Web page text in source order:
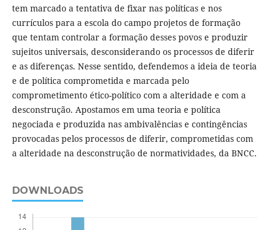
tem marcado a tentativa de fixar nas políticas e nos
currículos para a escola do campo projetos de formação
que tentam controlar a formação desses povos e produzir
sujeitos universais, desconsiderando os processos de diferir
e as diferenças. Nesse sentido, defendemos a ideia de teoria
e de política comprometida e marcada pelo
comprometimento ético-político com a alteridade e com a
desconstrução. Apostamos em uma teoria e política
negociada e produzida nas ambivalências e contingências
provocadas pelos processos de diferir, comprometidas com
a alteridade na desconstrução de normatividades, da BNCC.
DOWNLOADS